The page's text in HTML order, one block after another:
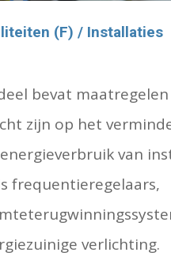
(F) / Installaties
bevat
zijn op het
van
frequentieregelaars,
verlichting.